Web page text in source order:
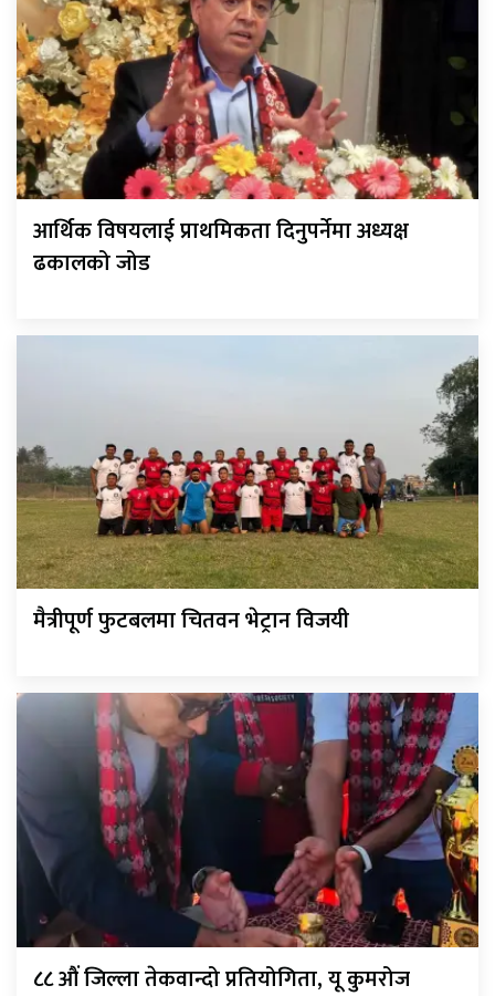
आर्थिक विषयलाई प्राथमिकता दिनुपर्नेमा अध्यक्ष
ढकालको जोड
मैत्रीपूर्ण फुटबलमा चितवन भेट्रान विजयी
८८ औं जिल्ला तेकवान्दो प्रतियोगिता, यू कुमरोज